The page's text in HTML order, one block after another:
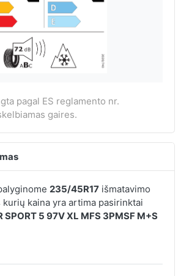
pagal ES reglamento nr.
gaires.
235/45R17išmatavimo
kurių kaina yra artima pasirinktai
SPORT 5 97V XL MFS 3PMSF M+S